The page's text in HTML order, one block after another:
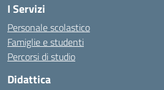
I Servizi
Personale scolastico
Famiglie e studenti
Percorsi di studio
Didattica